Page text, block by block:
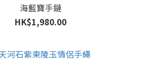
海藍寶手鏈
HK$1,980.00